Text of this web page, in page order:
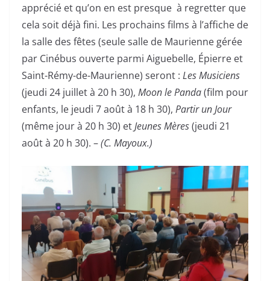
apprécié et qu’on en est presque à regretter que
cela soit déjà fini. Les prochains films à l’affiche de
la salle des fêtes (seule salle de Maurienne gérée
par Cinébus ouverte parmi Aiguebelle, Épierre et
Saint-Rémy-de-Maurienne) seront : Les Musiciens
(jeudi 24 juillet à 20 h 30), Moon le Panda(film pour
enfants, le jeudi 7 août à 18 h 30), Partir un Jour
(même jour à 20 h 30) etJeunes Mères(jeudi 21
août à 20 h 30). –(C. Mayoux.)